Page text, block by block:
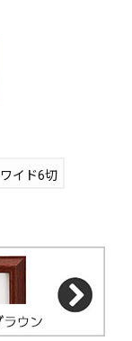
ワイド6切